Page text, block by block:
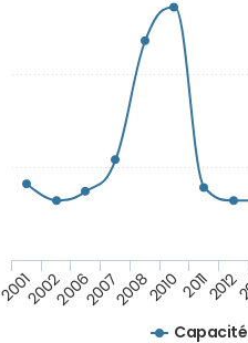
200120022006200720082010 20112012